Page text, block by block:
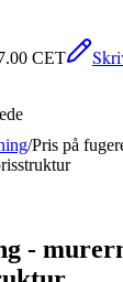
CET
/Pris på
-